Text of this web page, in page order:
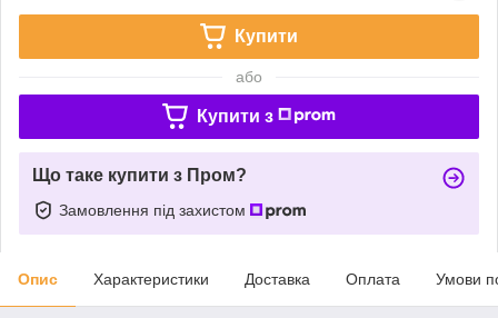
Купити
або
Купити з
Що таке купити з Пром?
Замовлення під захистом
Опис Характеристики Доставка Оплата Умови